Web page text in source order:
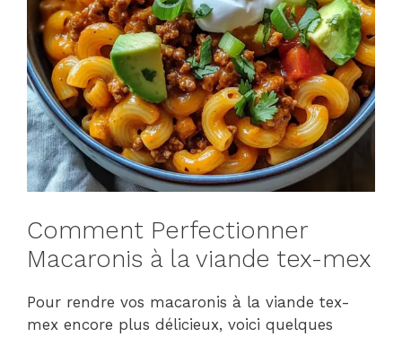
Comment Perfectionner
Macaronis à la viande tex-mex
Pour rendre vos macaronis à la viande tex-
mex encore plus délicieux, voici quelques